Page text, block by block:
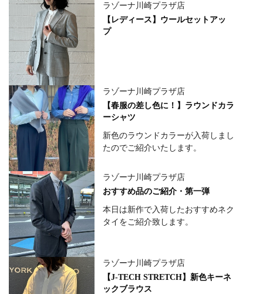
ラゾーナ川崎プラザ店
【レディース】ウールセットアッ
プ
ラゾーナ川崎プラザ店
【春服の差し色に！】ラウンドカラ
ーシャツ
新色のラウンドカラーが入荷しまし
たのでご紹介いたします。
ラゾーナ川崎プラザ店
おすすめ品のご紹介・第一弾
本日は新作で入荷したおすすめネク
タイをご紹介致します。
ラゾーナ川崎プラザ店
【J-TECH STRETCH】新色キーネ
ックブラウス